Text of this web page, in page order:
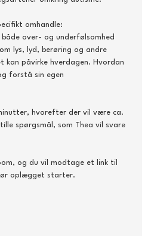
omhandle:
over- og underfølsomhed
lys, lyd, berøring og andre
kan påvirke hverdagen. Hvordan
forstå sin egen
hvorefter der vil være ca.
spørgsmål, som Thea vil svare
og du vil modtage et link til
oplægget starter.